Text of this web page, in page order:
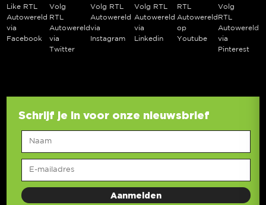
Like RTL
Autowereld
via
Facebook
Volg
RTL
Autowereld
via
Twitter
Volg RTL
Autowereld
via
Instagram
Volg RTL
Autowereld
via
Linkedin
RTL
Autowereld
op
Youtube
Volg
RTL
Autowereld
via
Pinterest
Schrijf je in voor onze nieuwsbrief